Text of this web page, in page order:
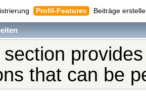
Profil-Features Beiträge
section
that can be